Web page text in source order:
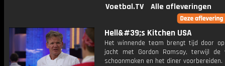
Voetbal.TV
Alle afleveringen
Hell&#39;s Kitchen USA
Het winnende team brengt tijd door
jacht met Gordon Ramsay, terwijl de
schoonmaken en het diner voorbereiden.